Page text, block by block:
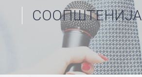
СООПШТЕНИЈА